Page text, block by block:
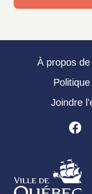
À propos
Joindre